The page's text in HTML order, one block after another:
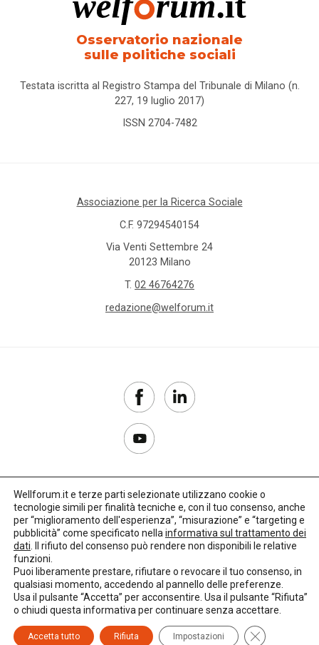
Osservatorio nazionale
sulle politiche sociali
Testata iscritta al Registro Stampa del Tribunale di Milano (n.
227, 19 luglio 2017)
ISSN 2704-7482
Associazione per la Ricerca Sociale
C.F. 97294540154
Via Venti Settembre 24
20123 Milano
T. 02 46764276
redazione@welforum.it
Copyright 2017–2026
Privacy Policy
Credits: LO Studio
Wellforum.it e terze parti selezionate utilizzano cookie o
tecnologie simili per finalità tecniche e, con il tuo consenso, anche
per “miglioramento dell'esperienza”, “misurazione” e “targeting e
pubblicità” come specificato nella informativa sul trattamento dei
dati . Il rifiuto del consenso può rendere non disponibili le relative
funzioni.
Puoi liberamente prestare, rifiutare o revocare il tuo consenso, in
qualsiasi momento, accedendo al pannello delle preferenze.
Usa il pulsante “Accetta” per acconsentire. Usa il pulsante “Rifiuta”
o chiudi questa informativa per continuare senza accettare.
Accetta tutto Rifiuta Impostazioni Close GDPR